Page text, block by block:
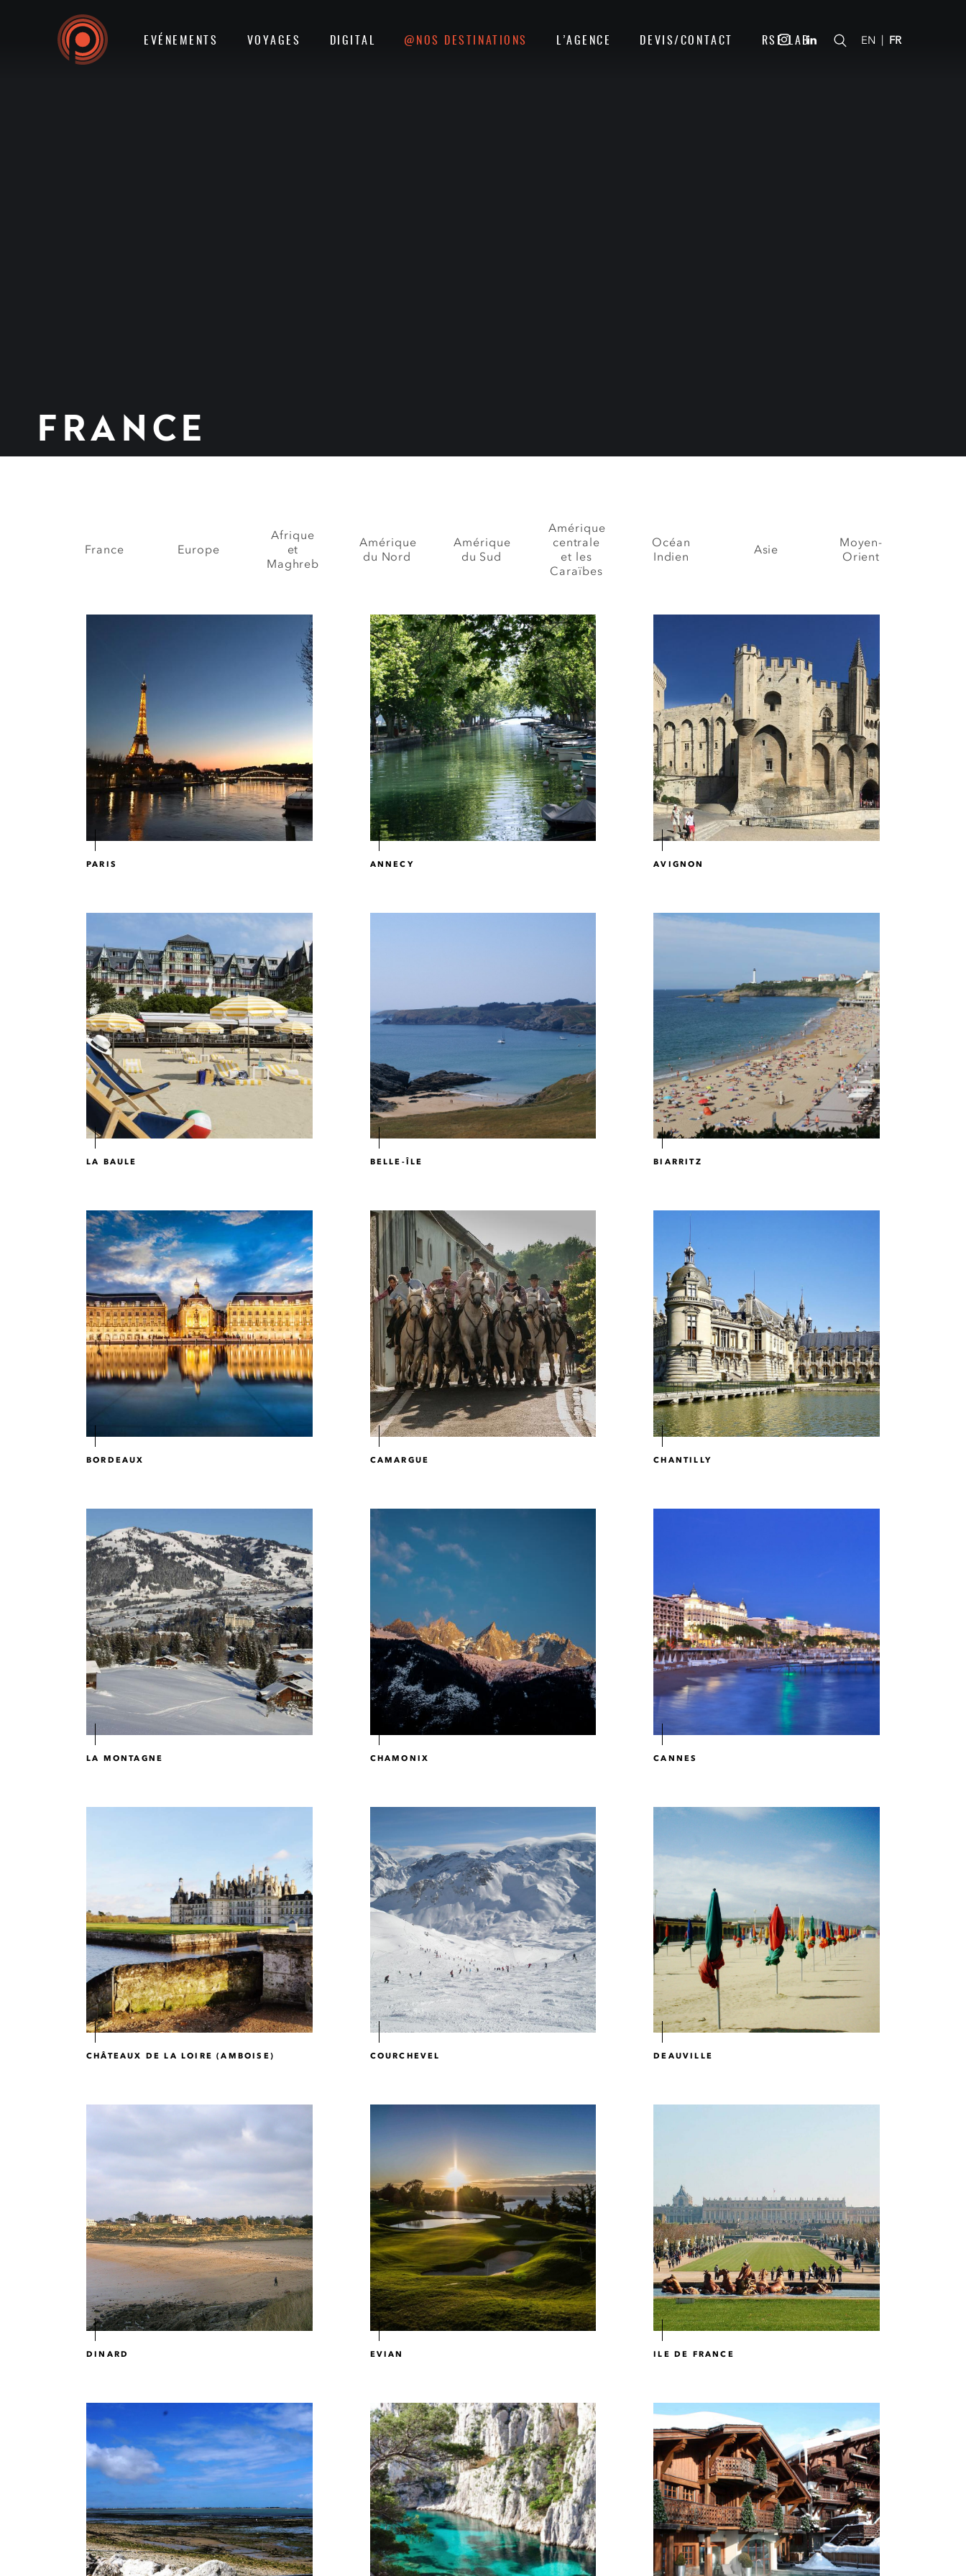
EVÉNEMENTS VOYAGES DIGITAL @NOS DESTINATIONS L’AGENCE DEVIS/CONTACT RSE LAB EN | FR
FRANCE
France Europe
Afrique
et
Maghreb
Amérique
du Nord
Amérique
du Sud
Amérique
centrale
et les
Caraïbes
Océan
Indien
Asie
Moyen-
Orient
PARIS ANNECY AVIGNON
LA BAULE BELLE-ÎLE BIARRITZ
BORDEAUX CAMARGUE CHANTILLY
LA MONTAGNE CHAMONIX CANNES
CHÂTEAUX DE LA LOIRE (AMBOISE) COURCHEVEL DEAUVILLE
DINARD EVIAN ILE DE FRANCE